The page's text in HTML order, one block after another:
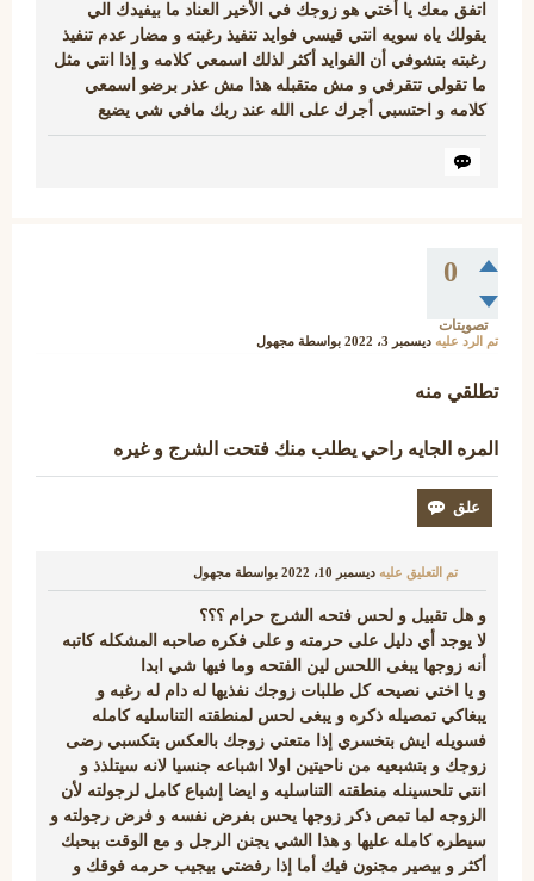
اتفق معك يا أختي هو زوجك في الأخير العناد ما بيفيدك الي
يقولك ياه سويه انتي قيسي فوايد تنفيذ رغبته و مضار عدم تنفيذ
رغبته بتشوفي أن الفوايد أكثر لذلك اسمعي كلامه و إذا انتي مثل
ما تقولي تتقرفي و مش متقبله هذا مش عذر برضو اسمعي
كلامه و احتسبي أجرك على الله عند ربك مافي شي يضيع
0
تصويتات
تم الرد عليه ديسمبر 3، 2022 بواسطة مجهول
تطلقي منه
المره الجايه راحي يطلب منك فتحت الشرج و غيره
تم التعليق عليه ديسمبر 10، 2022 بواسطة مجهول
و هل تقبيل و لحس فتحه الشرج حرام ؟؟؟
لا يوجد أي دليل على حرمته و على فكره صاحبه المشكله كاتبه
أنه زوجها يبغى اللحس لين الفتحه وما فيها شي ابدا
و يا اختي نصيحه كل طلبات زوجك نفذيها له دام له رغبه و
يبغاكي تمصيله ذكره و يبغى لحس لمنطقته التناسليه كامله
فسويله ايش بتخسري إذا متعتي زوجك بالعكس بتكسبي رضى
زوجك و بتشبعيه من ناحيتين اولا اشباعه جنسيا لانه سيتلذذ و
انتي تلحسينله منطقته التناسليه و ايضا إشباع كامل لرجولته لأن
الزوجه لما تمص ذكر زوجها يحس بفرض نفسه و فرض رجولته و
سيطره كامله عليها و هذا الشي يجنن الرجل و مع الوقت بيحبك
أكثر و بيصير مجنون فيك أما إذا رفضتي بيجيب حرمه فوقك و